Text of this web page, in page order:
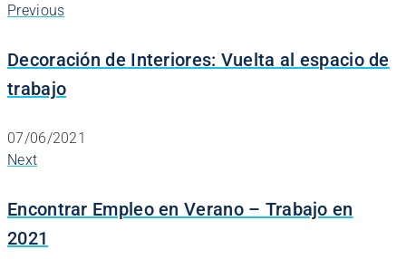
Previous
Decoración de Interiores: Vuelta al espacio de
trabajo
07/06/2021
Next
Encontrar Empleo en Verano – Trabajo en
2021